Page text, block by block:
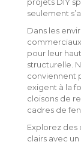
seulement
Dans les
pour leur
structurelle.
conviennent
exigent à la
cloisons de
cadres de
Explorez des
clairs avec